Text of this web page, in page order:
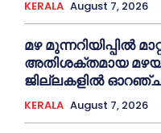
KERALA August 7, 2026
മഴ മുന്നറിയിപ്പിൽ
അതിശക്തമായ
ജില്ലകളിൽ ഓറഞ്ച്
KERALA August 7, 2026